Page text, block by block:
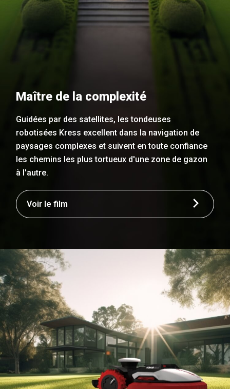
Maître de la complexité
Guidées par des satellites, les tondeuses
robotisées Kress excellent dans la navigation de
paysages complexes et suivent en toute confiance
les chemins les plus tortueux d'une zone de gazon
à l'autre.
Voir le film